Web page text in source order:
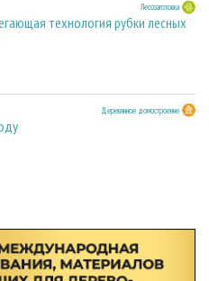
Лесозаготовка
технология рубки лесных
Деревянное домостроение